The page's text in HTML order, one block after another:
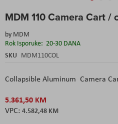
MDM 110 Camera Cart /
by MDM
Rok Isporuke: 20-30 DANA
SKU MDM110COL
Collapsible Aluminum Camera
5.361,50 KM
4.582,48 KM
to
beginning
of
the